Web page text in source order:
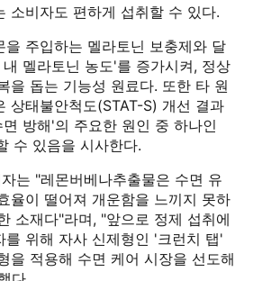
소비자도 편하게 섭취할 수 있다.
을 주입하는 멜라토닌 보충제와 달
멜라토닌 농도'를 증가시켜, 정상
을 돕는 기능성 원료다. 또한 타 원
상태불안척도(STAT-S) 개선 결과
방해'의 주요한 원인 중 하나인
수 있음을 시사한다.
는 "레몬버베나추출물은 수면 유
율이 떨어져 개운함을 느끼지 못하
소재다"라며, "앞으로 정제 섭취에
를 위해 자사 신제형인 '크런치 탭'
을 적용해 수면 케어 시장을 선도해